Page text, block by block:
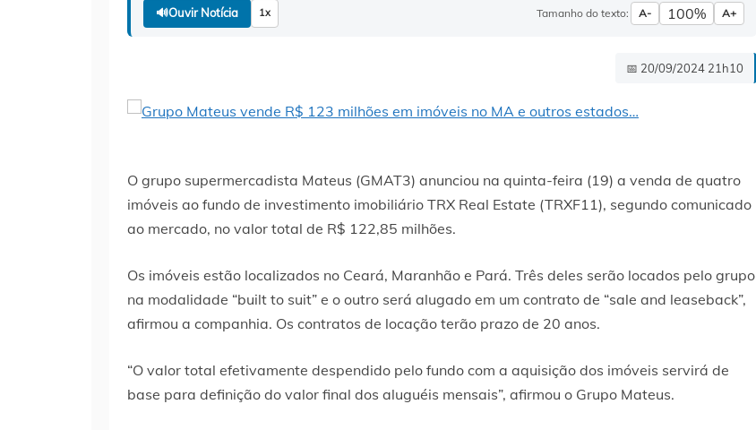
🔊Ouvir Notícia 1x Tamanho do texto: A- 100% A+
📅 20/09/2024 21h10
O grupo supermercadista Mateus (GMAT3) anunciou na quinta-feira (19) a venda de quatro
imóveis ao fundo de investimento imobiliário TRX Real Estate (TRXF11), segundo comunicado
ao mercado, no valor total de R$ 122,85 milhões.
Os imóveis estão localizados no Ceará, Maranhão e Pará. Três deles serão locados pelo grupo
na modalidade “built to suit” e o outro será alugado em um contrato de “sale and leaseback”,
afirmou a companhia. Os contratos de locação terão prazo de 20 anos.
“O valor total efetivamente despendido pelo fundo com a aquisição dos imóveis servirá de
base para definição do valor final dos aluguéis mensais”, afirmou o Grupo Mateus.